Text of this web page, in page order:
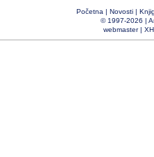
Početna | Novosti |
© 1997-2026 |
webmaster|